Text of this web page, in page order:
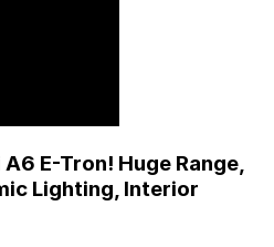
E-Tron! Huge Range,
Lighting, Interior